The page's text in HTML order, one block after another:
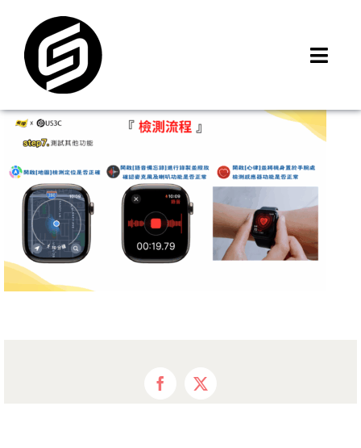
content
門市據點
iMCheck APP
iPhone 回收價
線上商城
3C租賃
MSI 舊換新
Facebook
X